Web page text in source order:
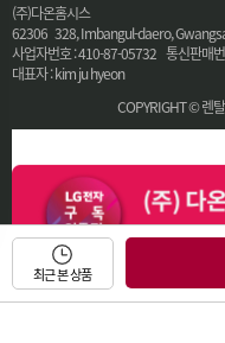
(주)다온홈시스
62306 328, Imbangul-daero,
사업자번호 : 410-87-05732 통신판매
대표자 : kim ju hyeon
COPYRIGHT © 렌
최근 본 상품